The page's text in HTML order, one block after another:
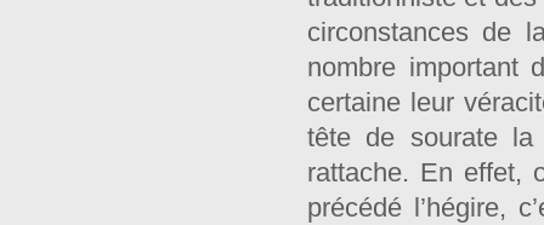
circonstances de
nombre important
certaine leur
tête de sourate
rattache. En effet,
précédé l’hégire,